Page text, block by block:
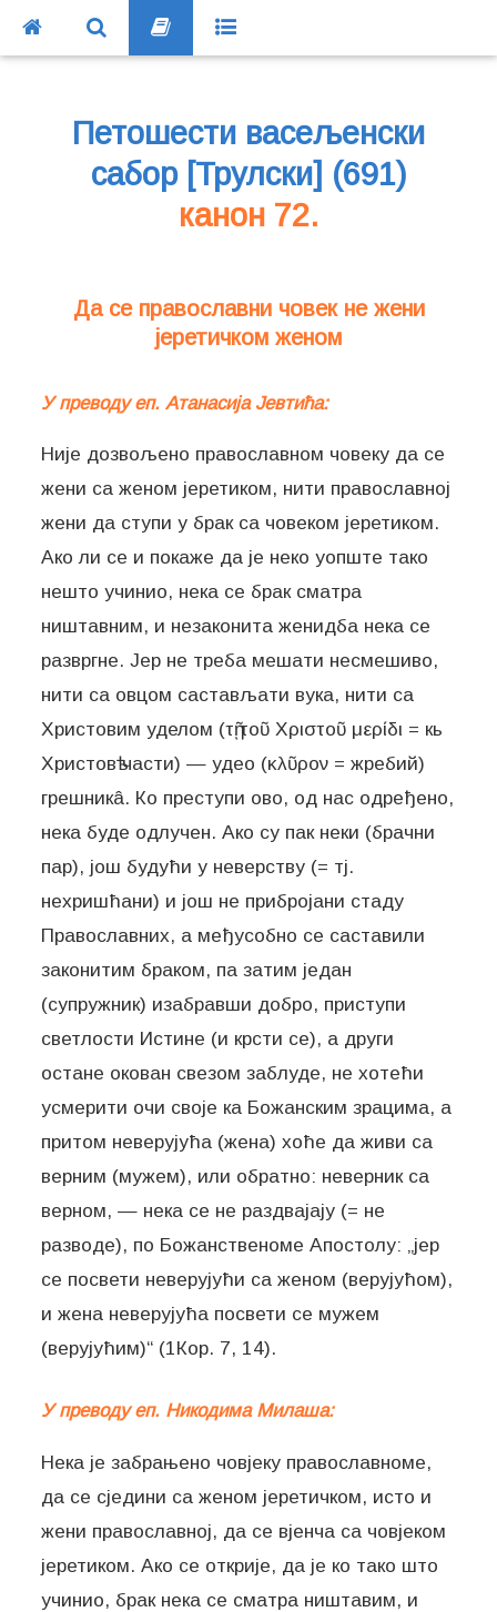
Петошести васељенски
сабор [Трулски] (691)
канон 72.
Да се православни човек не жени
јеретичком женом
У преводу еп. Атанасија Јевтића:
Није дозвољено православном човеку да се
жени са женом јеретиком, нити православној
жени да ступи у брак са човеком јеретиком.
Ако ли се и покаже да је неко уопште тако
нешто учинио, нека се брак сматра
ништавним, и незаконита женидба нека се
развргне. Јер не треба мешати несмешиво,
нити са овцом састављати вука, нити са
Христовим уделом (τῇ τοῦ Χριστοῦ μερίδι = кь
Христовѣ части) — удео (κλῦρον = жребий)
грешникâ. Ко преступи ово, од нас одређено,
нека буде одлучен. Ако су пак неки (брачни
пар), још будући у неверству (= тј.
нехришћани) и још не прибројани стаду
Православних, а међусобно се саставили
законитим браком, па затим један
(супружник) изабравши добро, приступи
светлости Истине (и крсти се), а други
остане окован свезом заблуде, не хотећи
усмерити очи своје ка Божанским зрацима, а
притом неверујућа (жена) хоће да живи са
верним (мужем), или обратно: неверник са
верном, — нека се не раздвајају (= не
разводе), по Божанственоме Апостолу: „јер
се посвети неверујући са женом (верујућом),
и жена неверујућа посвети се мужем
(верујућим)“ (1Кор. 7, 14).
У преводу еп. Никодима Милаша:
Нека је забрањено човјеку православноме,
да се cjeдини са женом јеретичком, исто и
жени православној, да се вјенча са човјеком
јеретиком. Ако се открије, да је ко тако што
учинио, брак нека се сматра ништавим, и